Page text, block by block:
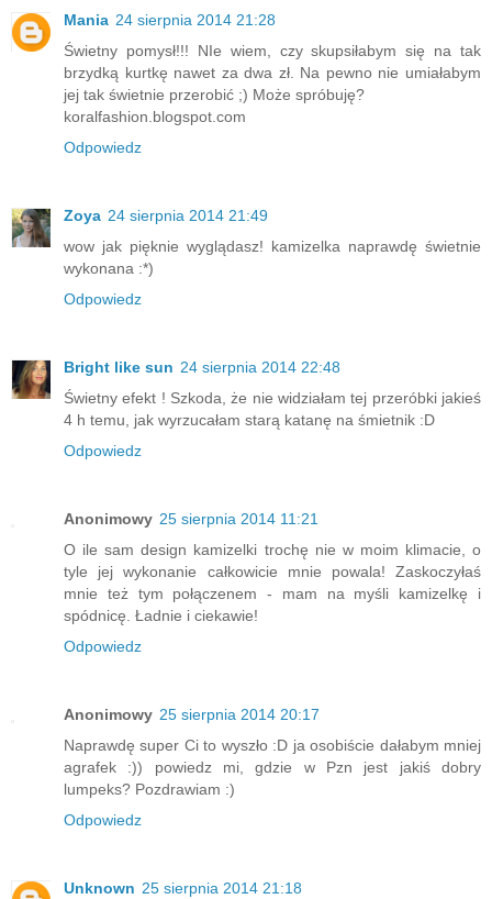
Mania 24 sierpnia 2014 21:28
Świetny pomysł!!! NIe wiem, czy skupsiłabym się na tak
brzydką kurtkę nawet za dwa zł. Na pewno nie umiałabym
jej tak świetnie przerobić ;) Może spróbuję?
koralfashion.blogspot.com
Odpowiedz
Zoya 24 sierpnia 2014 21:49
wow jak pięknie wyglądasz! kamizelka naprawdę świetnie
wykonana :*)
Odpowiedz
Bright like sun 24 sierpnia 2014 22:48
Świetny efekt ! Szkoda, że nie widziałam tej przeróbki jakieś
4 h temu, jak wyrzucałam starą katanę na śmietnik :D
Odpowiedz
Anonimowy 25 sierpnia 2014 11:21
O ile sam design kamizelki trochę nie w moim klimacie, o
tyle jej wykonanie całkowicie mnie powala! Zaskoczyłaś
mnie też tym połączenem - mam na myśli kamizelkę i
spódnicę. Ładnie i ciekawie!
Odpowiedz
Anonimowy 25 sierpnia 2014 20:17
Naprawdę super Ci to wyszło :D ja osobiście dałabym mniej
agrafek :)) powiedz mi, gdzie w Pzn jest jakiś dobry
lumpeks? Pozdrawiam :)
Odpowiedz
Unknown 25 sierpnia 2014 21:18